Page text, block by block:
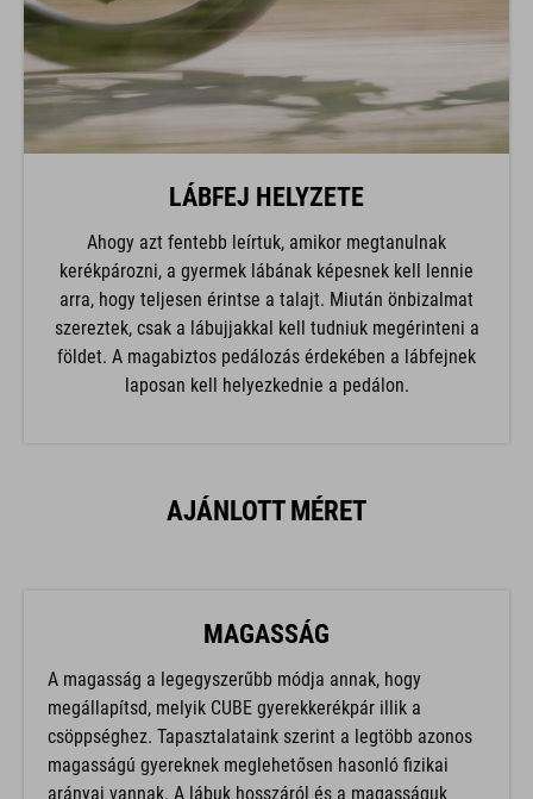
LÁBFEJ HELYZETE
Ahogy azt fentebb leírtuk, amikor megtanulnak
kerékpározni, a gyermek lábának képesnek kell lennie
arra, hogy teljesen érintse a talajt. Miután önbizalmat
szereztek, csak a lábujjakkal kell tudniuk megérinteni a
földet. A magabiztos pedálozás érdekében a lábfejnek
laposan kell helyezkednie a pedálon.
AJÁNLOTT MÉRET
MAGASSÁG
A magasság a legegyszerűbb módja annak, hogy
megállapítsd, melyik CUBE gyerekkerékpár illik a
csöppséghez. Tapasztalataink szerint a legtöbb azonos
magasságú gyereknek meglehetősen hasonló fizikai
arányai vannak. A lábuk hosszáról és a magasságuk